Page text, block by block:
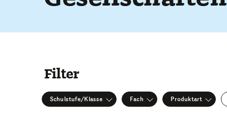
Filter
Schulstufe/Klasse Fach Produktart